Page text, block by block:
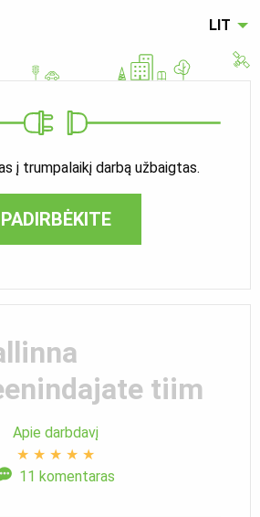
LIT
į trumpalaikį darbą užbaigtas.
PADIRBĖKITE
tiim
Apie darbdavį
★ ★ ★ ★ ★
11 komentaras